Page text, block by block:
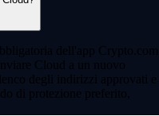
dell'app Crypto.com
Cloud a un nuovo
degli indirizzi approvati e
di protezione preferito,